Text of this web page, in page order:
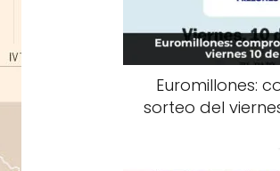
Euromillones:
sorteo del